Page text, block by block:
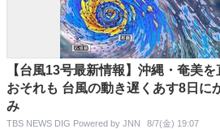
【台風13号最新情報】沖縄・奄美
おそれも 台風の動き遅くあす8日に
み
TBS NEWS DIG Powered by JNN 8/7(金) 19:07